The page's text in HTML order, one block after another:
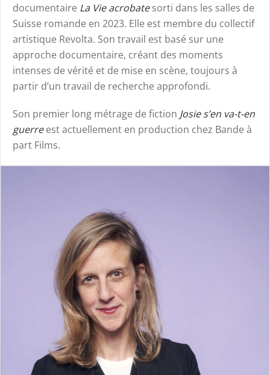
documentaire La Vie acrobatesorti dans les salles de
Suisse romande en 2023. Elle est membre du collectif
artistique Revolta. Son travail est basé sur une
approche documentaire, créant des moments
intenses de vérité et de mise en scène, toujours à
partir d’un travail de recherche approfondi.
Son premier long métrage de fiction Josie s’en va-t-en
guerreest actuellement en production chez Bande à
part Films.